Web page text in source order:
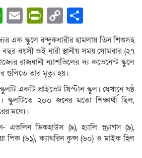
WhatsApp
EmailPrintFriendly
Copy
Link
এক স্কুলে বন্দুকধারীর হামলায় তিন শিশুসহ
বয়সী ওই নারী স্থানীয় সময় সোমবার (২৭
রাজধানী ন্যাশভিলের দ্য কভেনেন্ট স্কুলে
গুলিতে তার মৃত্যু হয়।
একটি প্রাইভেট খ্রিস্টান স্কুল। যেখানে ষষ্ঠ
স্কুলটিতে ২০০ জনের মতো শিক্ষার্থী ছিল,
মধ্যে।
এভলিন ডিকহাউস (৯), হ্যালি স্ক্রাগস (৯),
পিক (৬১), ক্যাথরিন কুন্স (৬০) ও মাইক হিল